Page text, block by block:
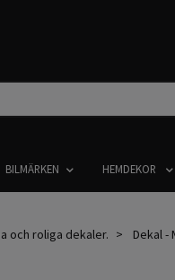
BILMÄRKEN HEMDEKOR
och roliga dekaler. Dekal -